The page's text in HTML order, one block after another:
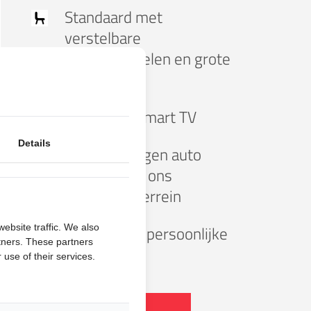
Standaard met
verstelbare
campingstoelen en grote
Standaard
Smart TV
uw eigen auto
parkeren op ons
beveiligde terrein
Uitgebreide persoonlijke
uitleg
Details
traffic. We also
These partners
of their services.